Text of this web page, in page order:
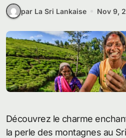
par La Sri Lankaise Nov 9,
Découvrez le charme
la perle des montagnes au